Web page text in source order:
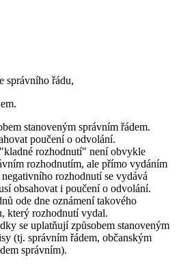
správního řádu,
stanoveným správním řádem.
poučení o odvolání.
rozhodnutí" není obvykle
rozhodnutím, ale přímo vydáním
rozhodnutí se vydává
obsahovat i poučení o odvolání.
ode dne oznámení takového
který rozhodnutí vydal.
se uplatňují způsobem stanoveným
(tj. správním řádem, občanským
správním).